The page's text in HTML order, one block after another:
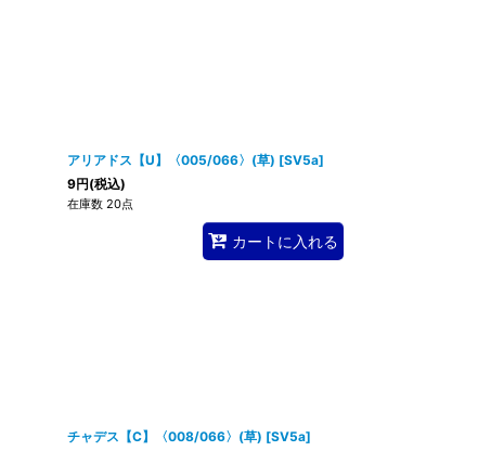
アリアドス【U】〈005/066〉(草) [SV5a]
9円(税込)
在庫数 20点
カートに入れる
チャデス【C】〈008/066〉(草) [SV5a]